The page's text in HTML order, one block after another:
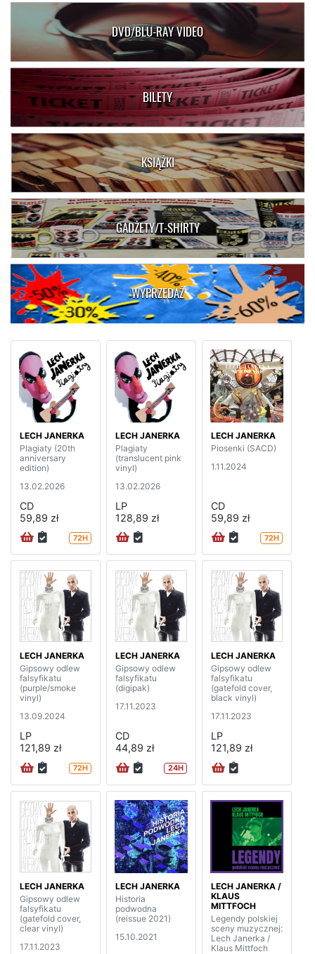
DVD/BLU-RAY VIDEO
BILETY
KSIĄŻKI
GADŻETY/T-SHIRTY
WYPRZEDAŻ
LECH JANERKA
Plagiaty (20th
anniversary
edition)
13.02.2026
CD
59,89 zł
72H
LECH JANERKA
Plagiaty
(translucent pink
vinyl)
13.02.2026
LP
128,89 zł
LECH JANERKA
Piosenki (SACD)
1.11.2024
CD
59,89 zł
72H
LECH JANERKA
Gipsowy odlew
falsyfikatu
(purple/smoke
vinyl)
13.09.2024
LP
121,89 zł
72H
LECH JANERKA
Gipsowy odlew
falsyfikatu
(digipak)
17.11.2023
CD
44,89 zł
24H
LECH JANERKA
Gipsowy odlew
falsyfikatu
(gatefold cover,
black vinyl)
17.11.2023
LP
121,89 zł
LECH JANERKA
Gipsowy odlew
falsyfikatu
(gatefold cover,
clear vinyl)
17.11.2023
LECH JANERKA
Historia
podwodna
(reissue 2021)
15.10.2021
LECH JANERKA /
KLAUS
MITTFOCH
Legendy polskiej
sceny muzycznej:
Lech Janerka /
Klaus Mittfoch